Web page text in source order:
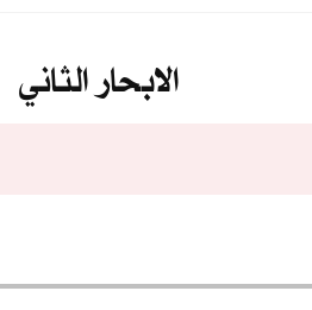
الابحار الثاني